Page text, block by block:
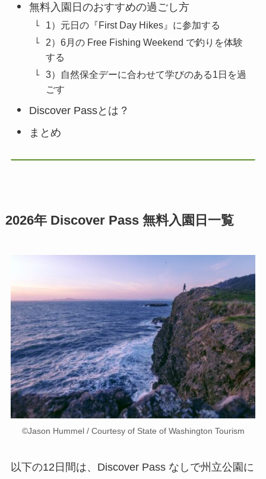
無料入園日のおすすめの過ごし方
1）元日の『First Day Hikes』に参加する
2）6月の Free Fishing Weekend で釣りを体験
する
3）自然保全デーに合わせて学びのある1日を過
ごす
Discover Passとは？
まとめ
2026年 Discover Pass 無料入園日一覧
©︎Jason Hummel / Courtesy of State of Washington Tourism
以下の12日間は、Discover Pass なしで州立公園に